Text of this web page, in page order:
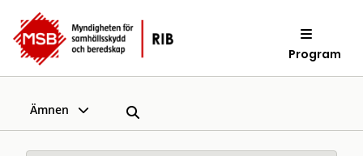
Program
Ämnen